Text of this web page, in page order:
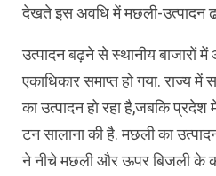
देखते इस अवधि में मछली-उत्पादन
उत्पादन बढ़ने से स्थानीय बाजारों
एकाधिकार समाप्त हो गया. राज्य
का उत्पादन हो रहा है,जबकि
टन सालाना की है. मछली का
ने नीचे मछली और ऊपर बिजली के